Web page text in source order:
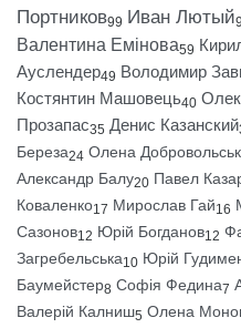
Портников99 Иван Лютый
Валентина Емінова59
Ауслендер49 Володимир
Костянтин Машовець40
Прозапас35 Денис Казанский
Береза24 Олена
Александр Балу20 Павел
Коваленко17 Мирослав Гай16
Сазонов12 Юрій Богданов12
Загребельська10 Юрій
Баумейстер8 Софія Федина7
Валерій Калниш5 Олена